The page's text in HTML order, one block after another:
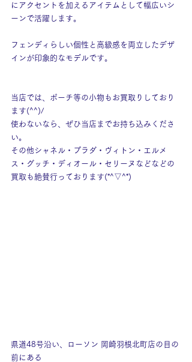
にアクセントを加えるアイテムとして幅広いシ
ーンで活躍します。
フェンディらしい個性と高級感を両立したデザ
インが印象的なモデルです。
当店では、ポーチ等の小物もお買取りしており
ます(^^)/
使わないなら、ぜひ当店までお持ち込みくださ
い。
その他シャネル・プラダ・ヴィトン・エルメ
ス・グッチ・ディオール・セリーヌなどなどの
買取も絶賛行っております(*^▽^*)
県道48号沿い、ローソン 岡崎羽根北町店の目の
前にある